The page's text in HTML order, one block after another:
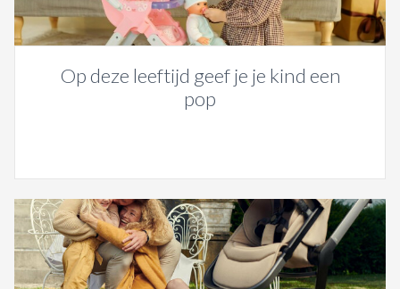
Op deze leeftijd geef je je kind een
pop